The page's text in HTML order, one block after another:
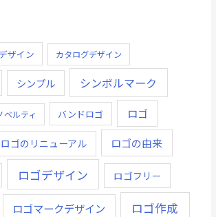
ザイン カタログデザイン
シンプル シンボルマーク
ベルティ バンドロゴ ロゴ
ロゴのリニューアル ロゴの由来
ロゴデザイン ロゴフリー
ロゴマークデザイン ロゴ作成